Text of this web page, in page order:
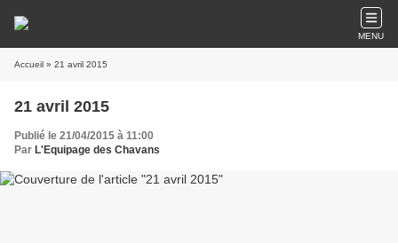
MENU
Accueil » 21 avril 2015
21 avril 2015
Publié le 21/04/2015 à 11:00
Par L'Equipage des Chavans